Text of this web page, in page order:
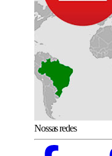
Nossas redes